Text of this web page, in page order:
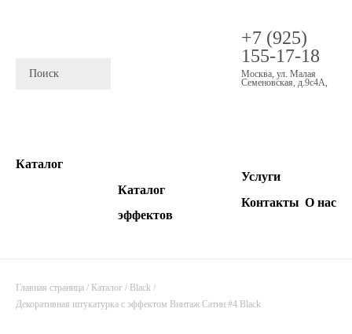
+7 (925)
155-17-18
Москва, ул. Малая
Семеновская, д.9с4А,
Каталог
Каталог
эффектов
Услуги
Контакты О нас
Главная страница / Каталог / Black /
Декоративная штукатурка с эффектом Винтаж Сатин #4 Black